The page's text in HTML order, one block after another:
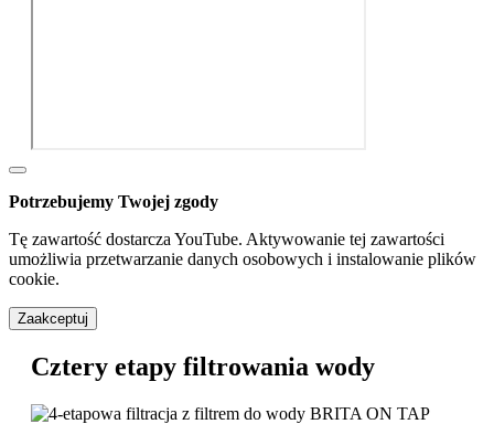
Potrzebujemy Twojej zgody
Tę zawartość dostarcza YouTube. Aktywowanie tej zawartości
umożliwia przetwarzanie danych osobowych i instalowanie plików
cookie.
Zaakceptuj
Cztery etapy filtrowania wody